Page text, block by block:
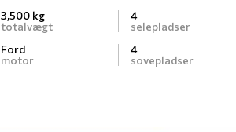
3,500 kg
totalvægt
Ford
motor
4
selepladser
4
sovepladser